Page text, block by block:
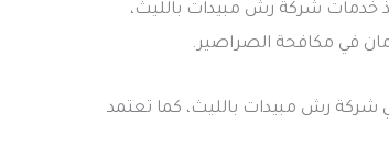
خدمات شركة رش مبيدات بالليث،
في مكافحة الصراصير.
شركة رش مبيدات بالليث، كما تعتمد